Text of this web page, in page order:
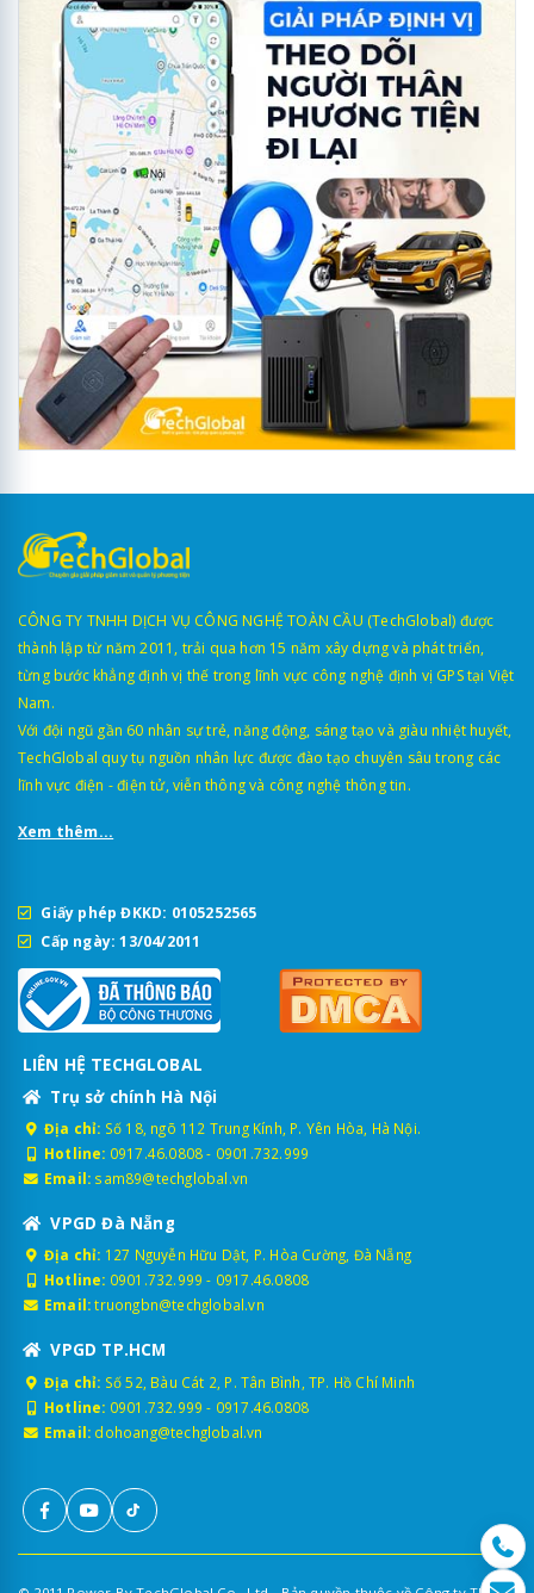
CÔNG TY TNHH DỊCH VỤ CÔNG NGHỆ TOÀN CẦU (TechGlobal) được
thành lập từ năm 2011, trải qua hơn 15 năm xây dựng và phát triển,
từng bước khẳng định vị thế trong lĩnh vực công nghệ định vị GPS tại Việt
Nam.
Với đội ngũ gần 60 nhân sự trẻ, năng động, sáng tạo và giàu nhiệt huyết,
TechGlobal quy tụ nguồn nhân lực được đào tạo chuyên sâu trong các
lĩnh vực điện - điện tử, viễn thông và công nghệ thông tin.
Xem thêm...
Giấy phép ĐKKD: 0105252565
Cấp ngày: 13/04/2011
LIÊN HỆ TECHGLOBAL
Trụ sở chính Hà Nội
Địa chỉ: Số 18, ngõ 112 Trung Kính, P. Yên Hòa, Hà Nội.
Hotline: 0917.46.0808- 0901.732.999
Email: sam89@techglobal.vn
VPGD Đà Nẵng
Địa chỉ: 127 Nguyễn Hữu Dật, P. Hòa Cường, Đà Nẵng
Hotline: 0901.732.999 - 0917.46.0808
Email: truongbn@techglobal.vn
VPGD TP.HCM
Địa chỉ: Số 52, Bàu Cát 2, P. Tân Bình, TP. Hồ Chí Minh
Hotline: 0901.732.999 - 0917.46.0808
Email: dohoang@techglobal.vn